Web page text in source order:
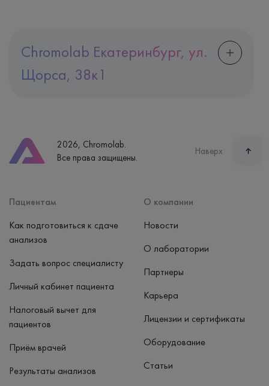
Chromolab Екатеринбург, ул.
Щорса, 38к1
Часы работы
пн-вс: 7:30-15:00
2026, Chromolab.
Все права защищены.
Наверх
Пациентам
Как подготовиться к сдаче
анализов
Задать вопрос специалисту
Личный кабинет пациента
Налоговый вычет для
пациентов
Приём врачей
Результаты анализов
О компании
Новости
О лаборатории
Партнеры
Карьера
Лицензии и сертификаты
Оборудование
Статьи